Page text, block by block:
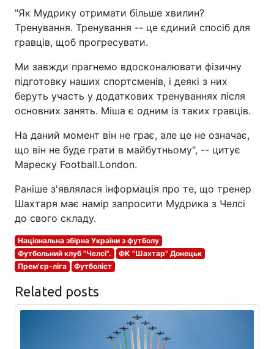
"Як Мудрику отримати більше хвилин?
Тренування. Тренування -- це єдиний спосіб для
гравців, щоб прогресувати.
Ми завжди прагнемо вдосконалювати фізичну
підготовку наших спортсменів, і деякі з них
беруть участь у додаткових тренуваннях після
основних занять. Міша є одним із таких гравців.
На даний момент він не грає, але це не означає,
що він не буде грати в майбутньому", -- цитує
Мареску Football.London.
Раніше з'являлася інформація про те, що тренер
Шахтаря має намір запросити Мудрика з Челсі
до свого складу.
Національна збірна України з футболу
Футбольний клуб "Челсі".
ФК "Шахтар" Донецьк
Прем'єр-ліга
Футболіст
Related posts